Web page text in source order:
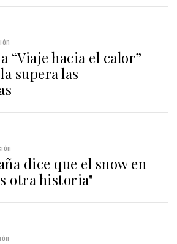
“Viaje hacia el calor”
supera las
dice que el snow en
otra historia"